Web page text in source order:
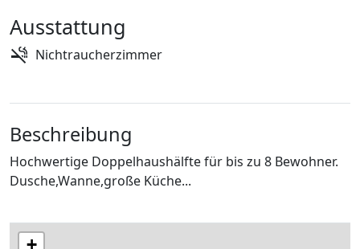
Ausstattung
Nichtraucherzimmer
Beschreibung
Hochwertige Doppelhaushälfte für bis zu 8 Bewohner.
Dusche,Wanne,große Küche...
+